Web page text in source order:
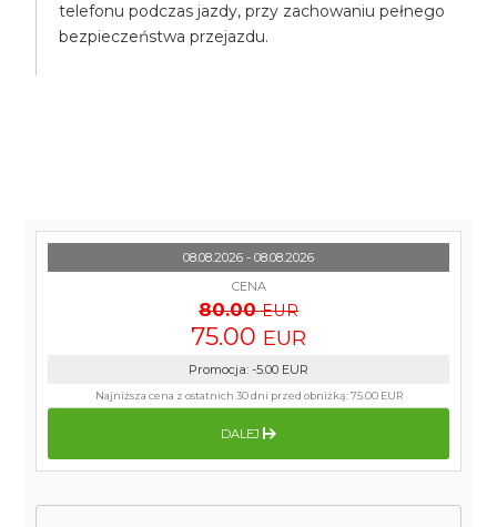
telefonu podczas jazdy, przy zachowaniu pełnego
bezpieczeństwa przejazdu.
08.08.2026 - 08.08.2026
CENA
80.00 EUR
75.00 EUR
Promocja: -5.00 EUR
Najniższa cena z ostatnich 30 dni przed obniżką:75.00 EUR
DALEJ